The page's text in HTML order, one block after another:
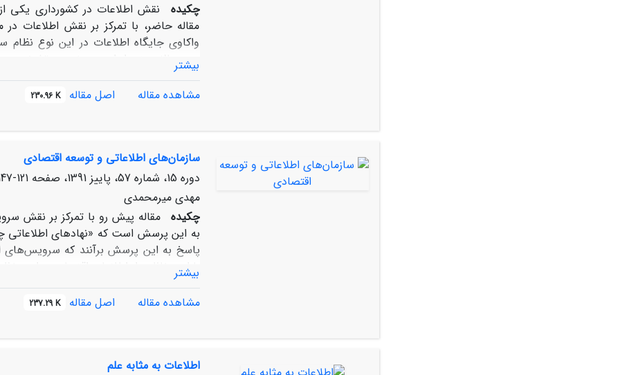
چکیده
نقش اطلاعات در کشورداری یکی
مقاله حاضر، با تمرکز بر نقش اطلاعات
واکاوی جایگاه اطلاعات در این نوع
مردم‌سالار دینی ابزاری در خدمت تشخیص
سوی دیگر، برآنند که کارکرد و نقش
یکدیگر ندارد. البته، از نظر آنان
بیشتر
مشاهده مقاله
اصل مقاله 230.96 K
سازمان‌های اطلاعاتی و توسعه اقتصادی
دوره 15، شماره 57، پاییز 1391، صفحه
121-147
مهدی میرمحمدی
چکیده مقاله پیش رو با تمرکز بر نقش
به این پرسش است که «نهادهای اطلاعاتی
پاسخ به این پرسش برآنند که سرویس‌های
بازار، حفاظت از اطلاعات اقتصادی برای
تضمین امنیت اقتصادی، در پیشبرد و
نقش سرویس‌های اطلاعاتی در توسعه
بیشتر
مشاهده مقاله
اصل مقاله 237.29 K
اطلاعات به مثابه علم